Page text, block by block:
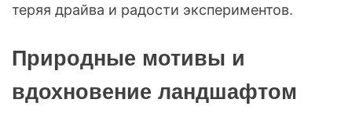
теряя драйва и радости экспериментов.
Природные мотивы и
вдохновение ландшафтом